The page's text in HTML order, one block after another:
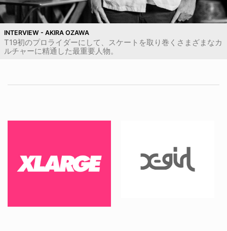
INTERVIEW - AKIRA OZAWA
T19初のプロライダーにして、スケートを取り巻くさまざまなカ
ルチャーに精通した最重要人物。